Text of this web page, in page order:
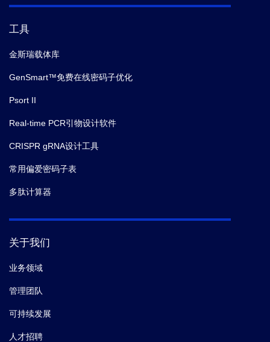
工具
金斯瑞载体库
GenSmart™免费在线密码子优化
Psort II
Real-time PCR引物设计软件
CRISPR gRNA设计工具
常用偏爱密码子表
多肽计算器
关于我们
业务领域
管理团队
可持续发展
人才招聘